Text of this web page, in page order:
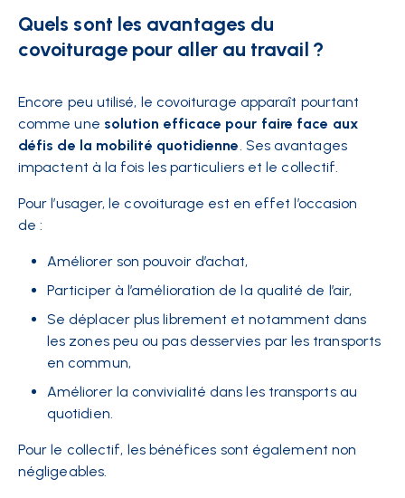
Quels sont les avantages du
covoiturage pour aller au travail ?
Encore peu utilisé, le covoiturage apparaît pourtant
comme une solution efficace pour faire face aux
défis de la mobilité quotidienne. Ses avantages
impactent à la fois les particuliers et le collectif.
Pour l’usager, le covoiturage est en effet l’occasion
de :
Améliorer son pouvoir d’achat,
Participer à l’amélioration de la qualité de l’air,
Se déplacer plus librement et notamment dans
les zones peu ou pas desservies par les transports
en commun,
Améliorer la convivialité dans les transports au
quotidien.
Pour le collectif, les bénéfices sont également non
négligeables.